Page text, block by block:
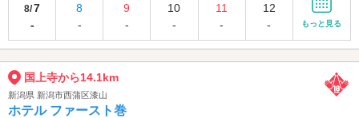
8/7
-
8
-
9
-
10
-
11
-
12
-
もっと見る
国上寺から14.1km
新潟県 新潟市西蒲区漆山
ホテル ファースト巻